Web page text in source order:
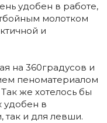
удобен в работе,
молотком
и
на 360градусов и
пеноматериалом
же хотелось бы
удобен в
так и для левши.